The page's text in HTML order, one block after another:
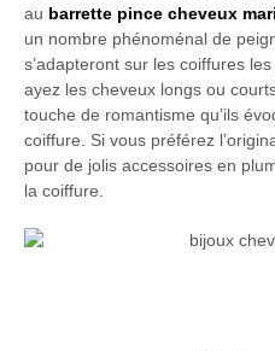
au barrette pince cheveux
un nombre phénoménal de
s’adapteront sur les coiffures
ayez les cheveux longs ou
touche de romantisme qu’ils
coiffure. Si vous préférez
pour de jolis accessoires en
la coiffure.